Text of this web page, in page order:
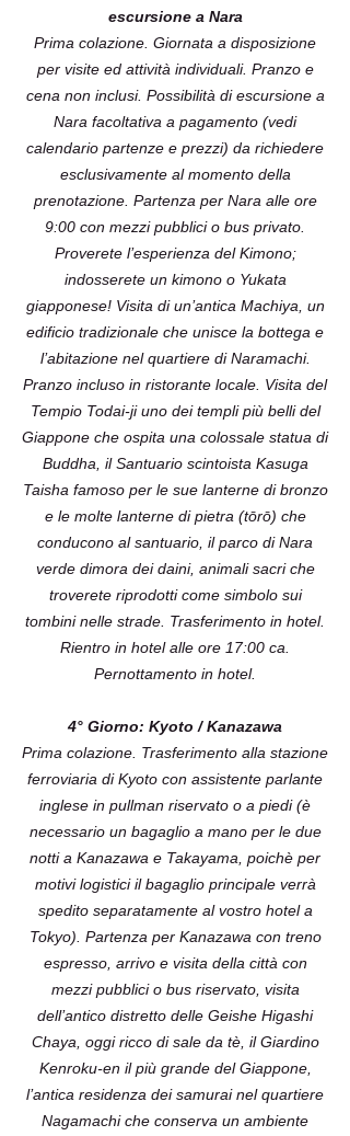
escursione a Nara
Prima colazione. Giornata a disposizione
per visite ed attività individuali. Pranzo e
cena non inclusi. Possibilità di escursione a
Nara facoltativa a pagamento (vedi
calendario partenze e prezzi) da richiedere
esclusivamente al momento della
prenotazione. Partenza per Nara alle ore
9:00 con mezzi pubblici o bus privato.
Proverete l’esperienza del Kimono;
indosserete un kimono o Yukata
giapponese! Visita di un’antica Machiya, un
edificio tradizionale che unisce la bottega e
l’abitazione nel quartiere di Naramachi.
Pranzo incluso in ristorante locale. Visita del
Tempio Todai-ji uno dei templi più belli del
Giappone che ospita una colossale statua di
Buddha, il Santuario scintoista Kasuga
Taisha famoso per le sue lanterne di bronzo
e le molte lanterne di pietra (tōrō) che
conducono al santuario, il parco di Nara
verde dimora dei daini, animali sacri che
troverete riprodotti come simbolo sui
tombini nelle strade. Trasferimento in hotel.
Rientro in hotel alle ore 17:00 ca.
Pernottamento in hotel.
4° Giorno: Kyoto / Kanazawa
Prima colazione. Trasferimento alla stazione
ferroviaria di Kyoto con assistente parlante
inglese in pullman riservato o a piedi (è
necessario un bagaglio a mano per le due
notti a Kanazawa e Takayama, poichè per
motivi logistici il bagaglio principale verrà
spedito separatamente al vostro hotel a
Tokyo). Partenza per Kanazawa con treno
espresso, arrivo e visita della città con
mezzi pubblici o bus riservato, visita
dell’antico distretto delle Geishe Higashi
Chaya, oggi ricco di sale da tè, il Giardino
Kenroku-en il più grande del Giappone,
l’antica residenza dei samurai nel quartiere
Nagamachi che conserva un ambiente